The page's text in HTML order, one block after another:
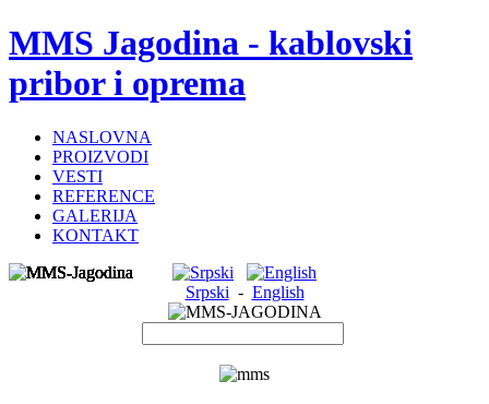
MMS Jagodina - kablovski
pribor i oprema
NASLOVNA
PROIZVODI
VESTI
REFERENCE
GALERIJA
KONTAKT
Srpski - English